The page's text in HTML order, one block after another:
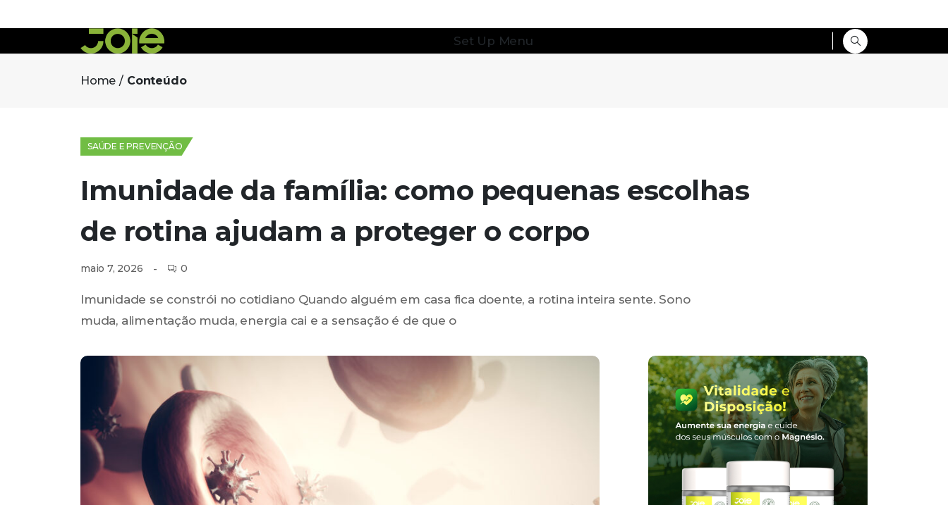
Set Up Menu
Home Conteúdo
SAÚDE E PREVENÇÃO
Imunidade da família: como pequenas escolhas
de rotina ajudam a proteger o corpo
maio 7, 2026 0
Imunidade se constrói no cotidiano Quando alguém em casa fica doente, a rotina inteira sente. Sono
muda, alimentação muda, energia cai e a sensação é de que o